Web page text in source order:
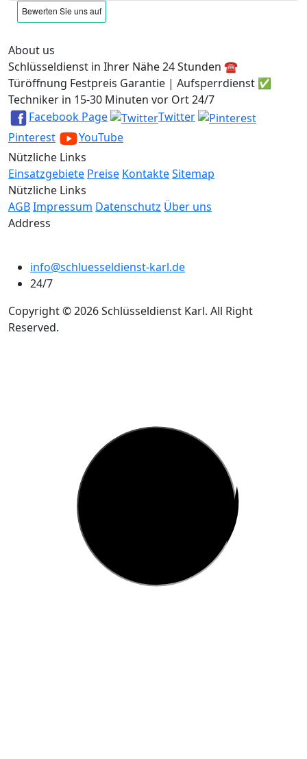
About us
Schlüsseldienst in Ihrer Nähe 24 Stunden ☎️
Türöffnung Festpreis Garantie | Aufsperrdienst ✅
Techniker in 15-30 Minuten vor Ort 24/7
Facebook Page
Twitter
Pinterest
YouTube
Nützliche Links
Einsatzgebiete Preise KontakteSitemap
Nützliche Links
AGBImpressum Datenschutz Über uns
Address
info@schluesseldienst-karl.de
24/7
Copyright © 2026 Schlüsseldienst Karl. All Right
Reserved.